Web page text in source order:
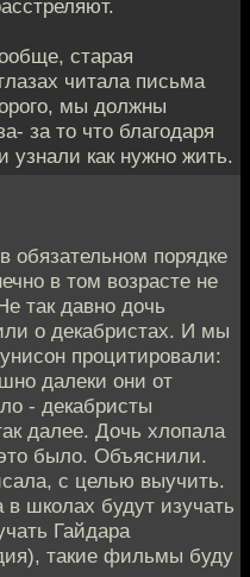
старая
читала письма
мы должны
за то что благодаря
как нужно жить.
обязательном порядке
в том возрасте не
так давно дочь
о декабристах. И мы
процитировали:
далеки они от
- декабристы
далее. Дочь хлопала
было. Объяснили.
с целью выучить.
школах будут изучать
Гайдара
такие фильмы буду